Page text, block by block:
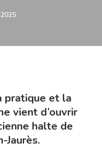
pratique et la
vient d’ouvrir
halte de
Jaurès.